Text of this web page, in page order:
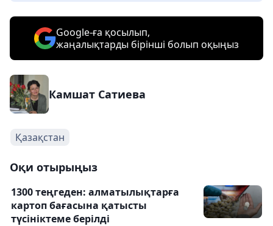
Google-ға қосылып,
жаңалықтарды бірінші болып оқыңыз
Камшат Сатиева
Қазақстан
Оқи отырыңыз
1300 теңгеден: алматылықтарға
картоп бағасына қатысты
түсініктеме берілді